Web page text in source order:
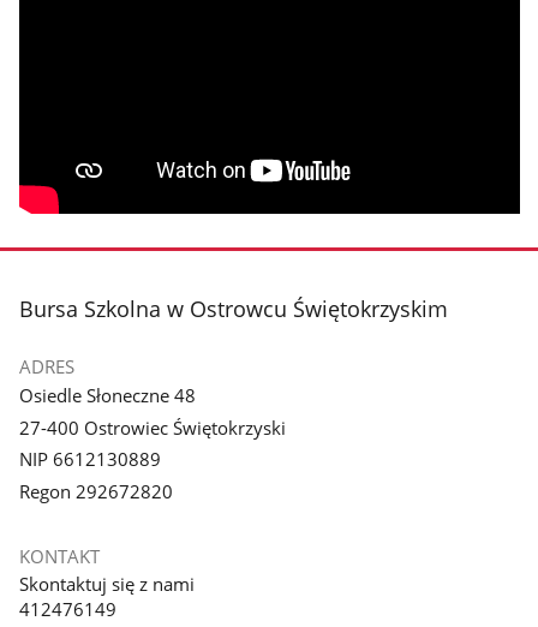
stopka
Bursa Szkolna w Ostrowcu Świętokrzyskim
ADRES
Osiedle Słoneczne 48
27-400 Ostrowiec Świętokrzyski
NIP 6612130889
Regon 292672820
KONTAKT
Skontaktuj się z nami
412476149